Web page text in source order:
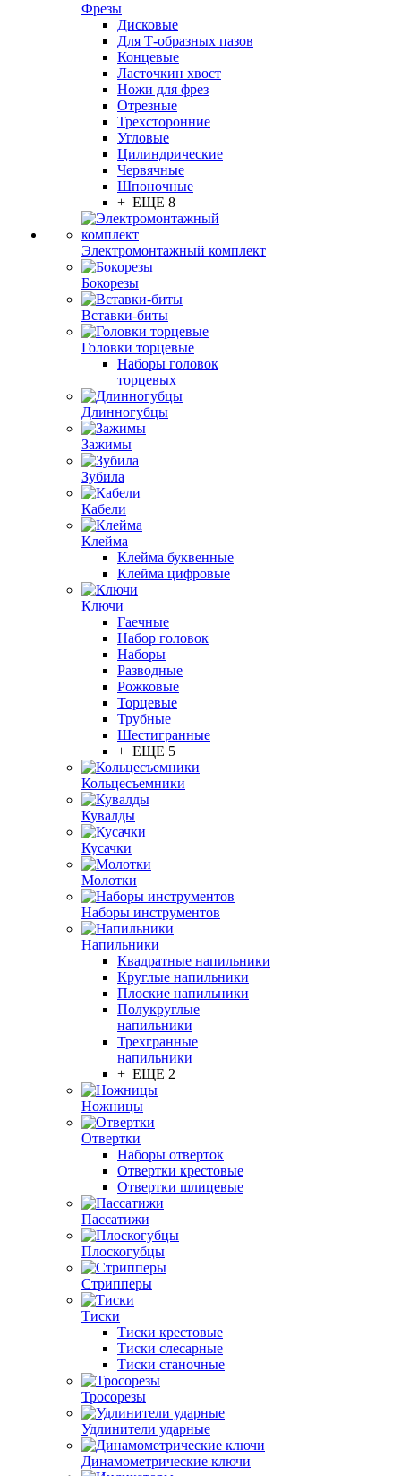
Фрезы
Дисковые
Для Т-образных пазов
Концевые
Ласточкин хвост
Ножи для фрез
Отрезные
Трехсторонние
Угловые
Цилиндрические
Червячные
Шпоночные
+ ЕЩЕ 8
Электромонтажный комплект
Бокорезы
Вставки-биты
Головки торцевые
Наборы головок
торцевых
Длинногубцы
Зажимы
Зубила
Кабели
Клейма
Клейма буквенные
Клейма цифровые
Ключи
Гаечные
Набор головок
Наборы
Разводные
Рожковые
Торцевые
Трубные
Шестигранные
+ ЕЩЕ 5
Кольцесъемники
Кувалды
Кусачки
Молотки
Наборы инструментов
Напильники
Квадратные напильники
Круглые напильники
Плоские напильники
Полукруглые
напильники
Трехгранные
напильники
+ ЕЩЕ 2
Ножницы
Отвертки
Наборы отверток
Отвертки крестовые
Отвертки шлицевые
Пассатижи
Плоскогубцы
Стрипперы
Тиски
Тиски крестовые
Тиски слесарные
Тиски станочные
Тросорезы
Удлинители ударные
Динамометрические ключи